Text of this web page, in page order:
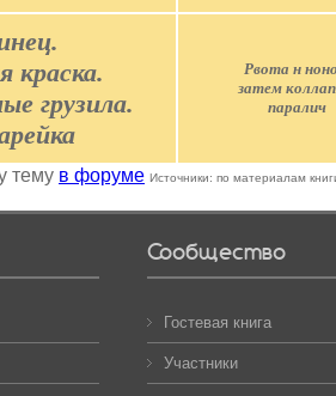
краска.
грузила.
Рвота н
затем
паралич
тему в форуме Источники: по материалам
Сообщество
Гостевая книга
Участники